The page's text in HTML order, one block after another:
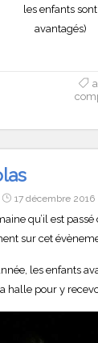
les enfants sont
avantagés)
17 décembre 2016
qu’il est
sur cet
les enfants
halle pour y